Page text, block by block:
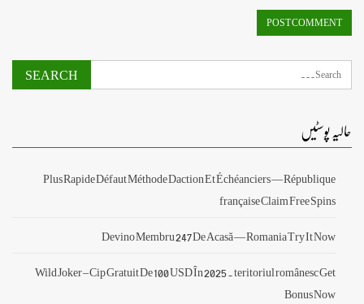
حالیہ پوسٹیں
Plus Rapide Défaut Méthode Daction Et Échéanciers — République
française Claim Free Spins
Devino Membru 247 De Acasă — Romania Try It Now
Wild Joker – Cip Gratuit De 100 USD În 2025 . teritoriul românesc Get
Bonus Now